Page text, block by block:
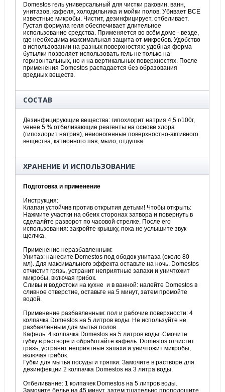
Domestos гель универсальный для чистки раковин, ванн,
унитазов, кафеля, холодильника и мойки полов. Убивает ВСЕ
известные микробы. Чистит, дезинфицирует, отбеливает.
Густая формула геля обеспечивает длительное
использование средства. Применяется во всём доме - везде,
где необходима максимальная защита от микробов. Удобство
в использовании на разных поверхностях: удобная форма
бутылки позволяет использовать гель не только на
горизонтальных, но и на вертикальных поверхностях. После
применения Domestos распадается без образования
вредных веществ.
СОСТАВ
Дезинфицирующие вещества: гипохлорит натрия 4,5 г/100г,
vенее 5 % отбеливающие реагенты на основе хлора
(гипохлорит натрия), неионогенные поверхностно-активного
вещества, катионного пав, мыло, отдушка
ХРАНЕНИЕ И ИСПОЛЬЗОВАНИЕ
Подготовка и применение
Инструкция:
Клапан устойчив против открытия детьми! Чтобы открыть:
Нажмите участки на обеих сторонах затвора и повернуть в
сделалйте разворот по часовой стрелке. После его
использования: закройте крышку, пока не услышите звук
щелчка.
Применение неразбавленным:
Унитаз: нанесите Domestos под ободок унитаза (около 80
мл). Для максимального эффекта оставьте на ночь. Domestos
отчистит грязь, устранит неприятные запахи и уничтожит
микробы, включая грибок.
Сливы и водостоки на кухне и в ванной: налейте Domestos в
сливное отверстие, оставьте на 5 минут, затем промойте
водой.
Применение разбавленным: пол и рабочие поверхности: 4
колпачка Domestos на 5 литров воды. Не используйте не
разбавленным для мытья полов.
Кафель: 4 колпачка Domestos на 5 литров воды. Смочите
губку в растворе и обработайте кафель. Domestos отчистит
грязь, устранит неприятные запахи и уничтожит микробы,
включая грибок.
Губки для мытья посуды и тряпки: Замочите в растворе для
дезинфекции 2 колпачка Domestos на 3 литра воды.
Отбеливание: 1 колпачек Domestos на 5 литров воды.
Замочите белье на 45 минут, затем тщательно прополощите.